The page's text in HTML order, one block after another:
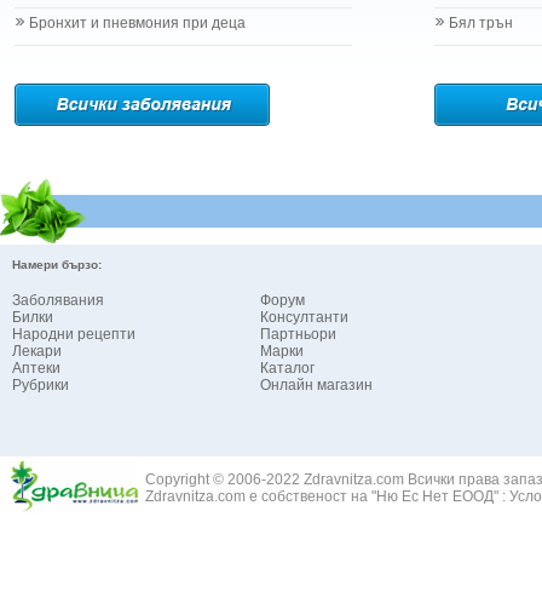
Бронхит и пневмония при деца Бял трън
Намери бързо:
Заболявания
Билки
Народни рецепти
Лекари
Аптеки
Рубрики
Форум
Консултанти
Партньори
Марки
Каталог
Онлайн магазин
Copyright © 2006-2022 Zdravnitza.com Всички права
Zdravnitza.com е собственост на "Ню Ес Нет ЕООД" :